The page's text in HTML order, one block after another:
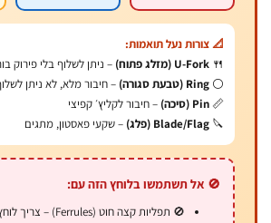
📐 צורות נעל תואמות:
U-Fork (מזלג פתוח)
– ניתן לשלוף בלי פירוק בורג
Ring (טבעת סגורה)
– חיבור מלא, לא ניתן לשלוף
– חיבור לקליץ׳ קפיצי
Blade/Flag (פלג) – שקעי פאסטון, מתגים
🚫 אל תשתמשו בלוחץ הזה עם:
🚫 תפליות קצה חוט (Ferrules) – צריך לוחץ
מרובע